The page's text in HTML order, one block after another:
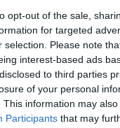
opt-out of the sale,
for targeted
selection. Please note
interest-based ads
to third parties
of your personal
This information may
Participants that may
δημόσια τον γιο
το
μιας μαμάς».